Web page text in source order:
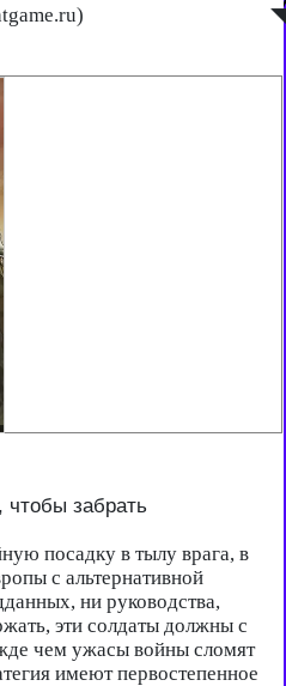
◥
забрать
посадку в тылу врага, в
с альтернативной
ни руководства,
эти солдаты должны с
чем ужасы войны сломят
имеют первостепенное